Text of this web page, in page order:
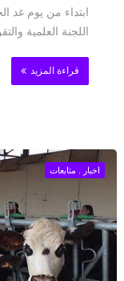
ابتداء من يوم غد
اللجنة العلمية
قراءة المزيد
اخبار . متابعات